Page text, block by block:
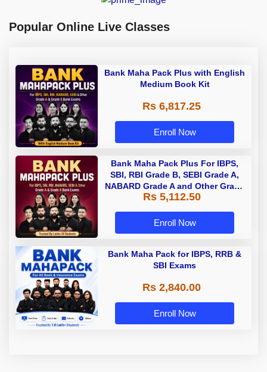
Popular Online Live Classes
Bank Maha Pack Plus with English
Medium Book Kit
Rs 6,817.25
Enroll Now
Bank Maha Pack Plus For IBPS,
SBI, RBI Grade B, SEBI Grade A,
NABARD Grade A and Other Grade
A & Grade B Bank Exams
Rs 5,112.50
Enroll Now
Bank Maha Pack for IBPS, RRB &
SBI Exams
Rs 2,840.00
Enroll Now